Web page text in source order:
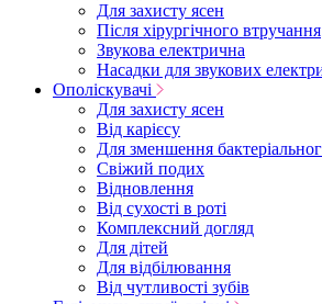
Для захисту ясен
Після хірургічного втручання
Звукова електрична
Насадки для звукових
Ополіскувачі
Для захисту ясен
Від карієсу
Для зменшення
Свіжий подих
Відновлення
Від сухості в роті
Комплексний догляд
Для дітей
Для відбілювання
Від чутливості зубів